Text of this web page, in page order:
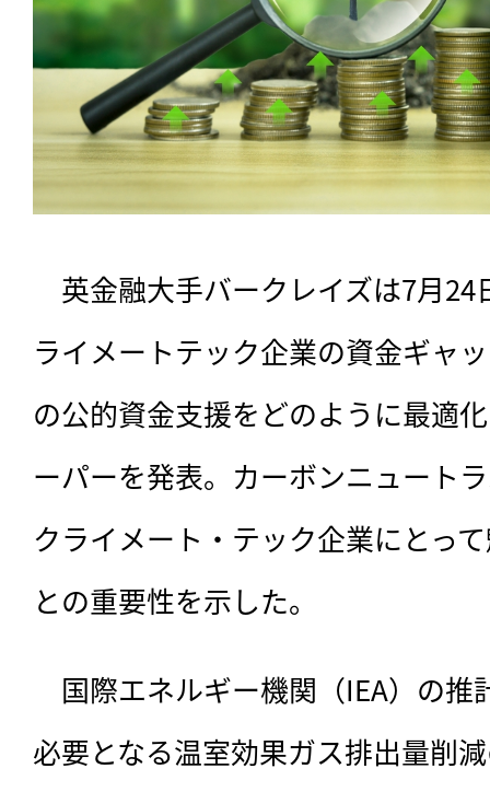
英金融大手バークレイズは7月24
ライメートテック企業の資金ギャ
の公的資金支援をどのように最適
ーパーを発表。カーボンニュート
クライメート・テック企業にとっ
との重要性を示した。
国際エネルギー機関（IEA）の推
必要となる温室効果ガス排出量削